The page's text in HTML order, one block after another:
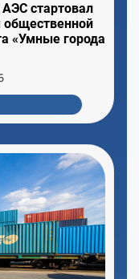
стартовал
общественной
«Умные города